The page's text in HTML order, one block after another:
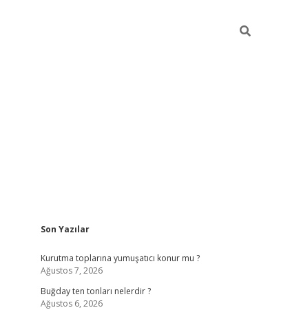
Sidebar
Son Yazılar
Kurutma toplarına yumuşatıcı konur mu ?
Ağustos 7, 2026
Buğday ten tonları nelerdir ?
Ağustos 6, 2026